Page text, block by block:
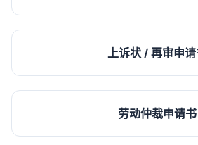
上诉状 / 再审申
劳动仲裁申请书